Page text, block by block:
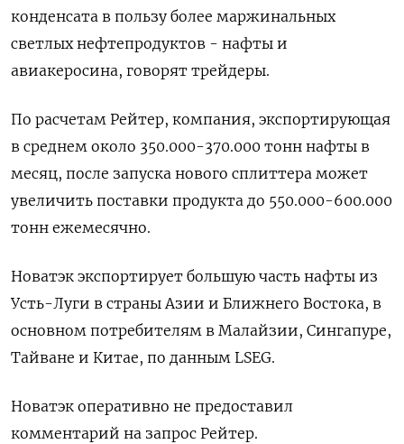
конденсата в пользу более маржинальных
светлых нефтепродуктов - нафты и
авиакеросина, говорят трейдеры.
По расчетам Рейтер, компания, экспортирующая
в среднем около 350.000-370.000 тонн нафты в
месяц, после запуска нового сплиттера может
увеличить поставки продукта до 550.000-600.000
тонн ежемесячно.
Новатэк экспортирует большую часть нафты из
Усть-Луги в страны Азии и Ближнего Востока, в
основном потребителям в Малайзии, Сингапуре,
Тайване и Китае, по данным LSEG.
Новатэк оперативно не предоставил
комментарий на запрос Рейтер.